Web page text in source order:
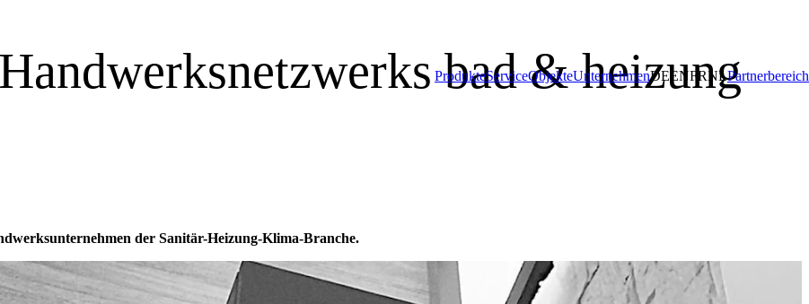
ProdukteServiceObjekteUnternehmenDE ENFRNLPartnerbereich
bad & heizung
der Sanitär-Heizung-Klima-Branche.